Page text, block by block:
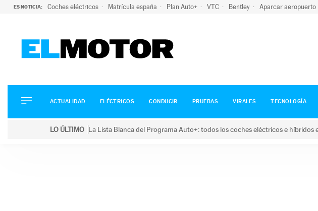
ES NOTICIA: Coches eléctricos Matrícula españa Plan Auto+ VTC Bentley Aparcar aeropuerto
ELÉCTRICOS
CONDUCIR
ACTUALIDAD ELÉCTRICOS CONDUCIR PRUEBAS VIRALES TECNOLOGÍA
LO ÚLTIMO La Lista Blanca del Programa Auto+: todos los coches eléctricos e